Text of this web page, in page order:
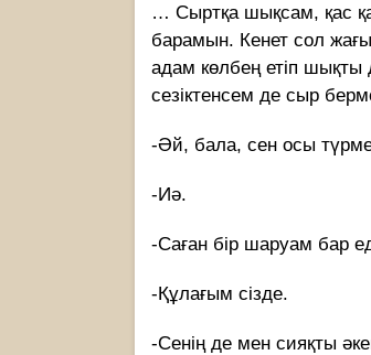
… Сыртқа шықсам, қас
барамын. Кенет сол
адам көлбең етіп шықты
сезіктенсем де сыр
-Әй, бала, сен осы
-Иә.
-Саған бір шаруам бар
-Құлағым сізде.
-Сенің де мен сияқты